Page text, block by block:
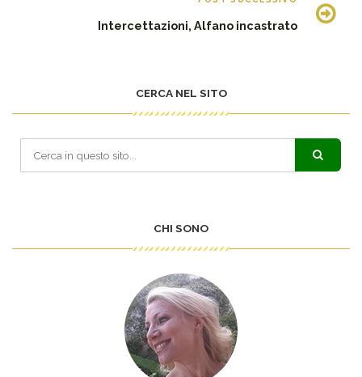
Intercettazioni, Alfano incastrato
CERCA NEL SITO
CHI SONO